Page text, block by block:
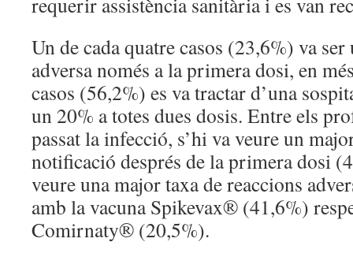
Un de cada quatre casos (23,6%) va
adversa només a la primera dosi, en
casos (56,2%) es va tractar d’una
un 20% a totes dues dosis. Entre els
passat la infecció, s’hi va veure un
notificació després de la primera dosi
veure una major taxa de reaccions
amb la vacuna Spikevax® (41,6%)
Comirnaty® (20,5%).